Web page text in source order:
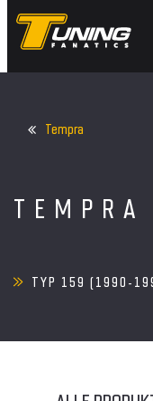
Tempra
TEMPRA
TYP 159 (1990-